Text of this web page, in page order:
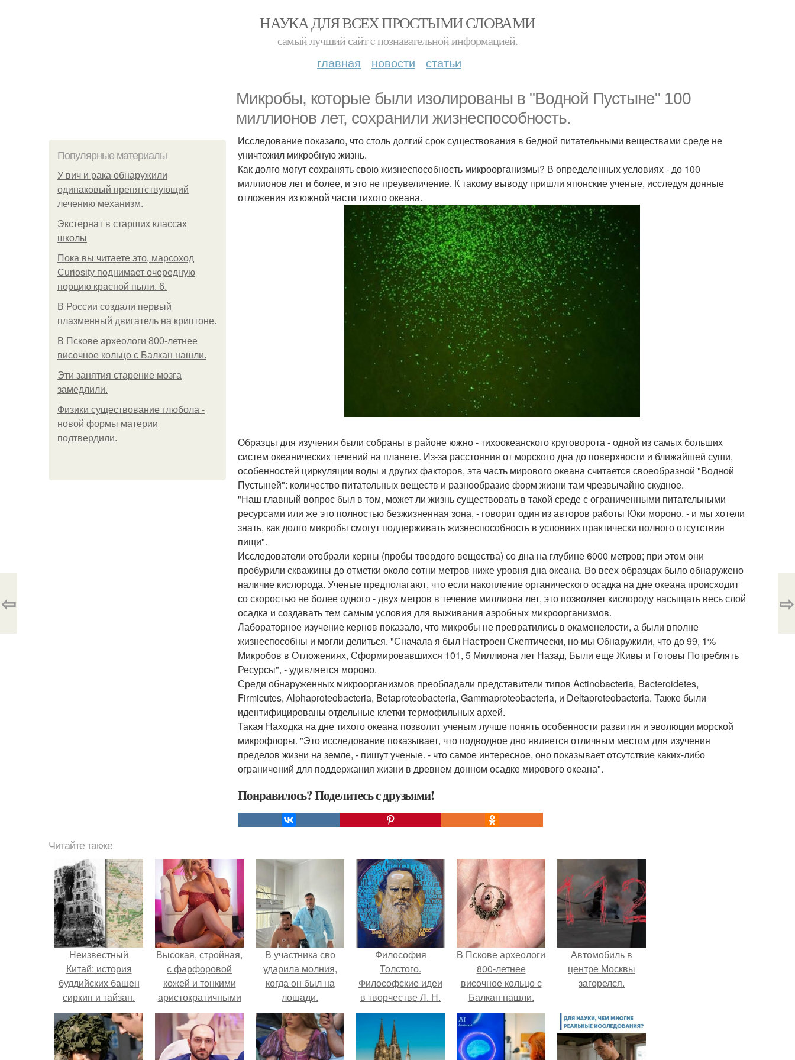
НАУКА ДЛЯ ВСЕХ ПРОСТЫМИ СЛОВАМИ
самый лучший сайт c познавательной информацией.
главная новости статьи
Микробы, которые были изолированы в "Водной Пустыне" 100
миллионов лет, сохранили жизнеспособность.
Популярные материалы
У вич и рака обнаружили
одинаковый препятствующий
лечению механизм.
Экстернат в старших классах
школы
Пока вы читаете это, марсоход
Curiosity поднимает очередную
порцию красной пыли. 6.
В России создали первый
плазменный двигатель на криптоне.
В Пскове археологи 800-летнее
височное кольцо с Балкан нашли.
Эти занятия старение мозга
замедлили.
Физики существование глюбола -
новой формы материи
подтвердили.
Исследование показало, что столь долгий срок существования в бедной питательными веществами среде не
уничтожил микробную жизнь.
Как долго могут сохранять свою жизнеспособность микроорганизмы? В определенных условиях - до 100
миллионов лет и более, и это не преувеличение. К такому выводу пришли японские ученые, исследуя донные
отложения из южной части тихого океана.
Образцы для изучения были собраны в районе южно - тихоокеанского круговорота - одной из самых больших
систем океанических течений на планете. Из-за расстояния от морского дна до поверхности и ближайшей суши,
особенностей циркуляции воды и других факторов, эта часть мирового океана считается своеобразной "Водной
Пустыней": количество питательных веществ и разнообразие форм жизни там чрезвычайно скудное.
"Наш главный вопрос был в том, может ли жизнь существовать в такой среде с ограниченными питательными
ресурсами или же это полностью безжизненная зона, - говорит один из авторов работы Юки мороно. - и мы хотели
знать, как долго микробы смогут поддерживать жизнеспособность в условиях практически полного отсутствия
пищи".
Исследователи отобрали керны (пробы твердого вещества) со дна на глубине 6000 метров; при этом они
пробурили скважины до отметки около сотни метров ниже уровня дна океана. Во всех образцах было обнаружено
наличие кислорода. Ученые предполагают, что если накопление органического осадка на дне океана происходит
со скоростью не более одного - двух метров в течение миллиона лет, это позволяет кислороду насыщать весь слой
осадка и создавать тем самым условия для выживания аэробных микроорганизмов.
Лабораторное изучение кернов показало, что микробы не превратились в окаменелости, а были вполне
жизнеспособны и могли делиться. "Сначала я был Настроен Скептически, но мы Обнаружили, что до 99, 1%
Микробов в Отложениях, Сформировавшихся 101, 5 Миллиона лет Назад, Были еще Живы и Готовы Потреблять
Ресурсы", - удивляется мороно.
Среди обнаруженных микроорганизмов преобладали представители типов Actinobacteria, Bacteroidetes,
Firmicutes, Alphaproteobacteria, Betaproteobacteria, Gammaproteobacteria, и Deltaproteobacteria. Также были
идентифицированы отдельные клетки термофильных архей.
Такая Находка на дне тихого океана позволит ученым лучше понять особенности развития и эволюции морской
микрофлоры. "Это исследование показывает, что подводное дно является отличным местом для изучения
пределов жизни на земле, - пишут ученые. - что самое интересное, оно показывает отсутствие каких-либо
ограничений для поддержания жизни в древнем донном осадке мирового океана".
Понравилось? Поделитесь с друзьями!
⇦ ⇨
Читайте также
Неизвестный
Китай: история
буддийских башен
сиркип и тайзан.
Высокая, стройная,
с фарфоровой
кожей и тонкими
аристократичными
чертами, эль
выглядит так, будто
сошла с полотна
художника.
В участника сво
ударила молния,
когда он был на
лошади.
Философия
Толстого.
Философские идеи
в творчестве Л. Н.
Толстого.
В Пскове археологи
800-летнее
височное кольцо с
Балкан нашли.
Автомобиль в
центре Москвы
загорелся.